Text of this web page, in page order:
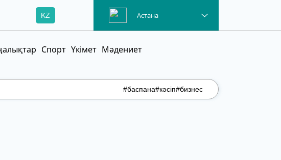
100.41KZ Астана
Спорт Үкімет Мәдениет
#баспана#кәсіп#бизнес